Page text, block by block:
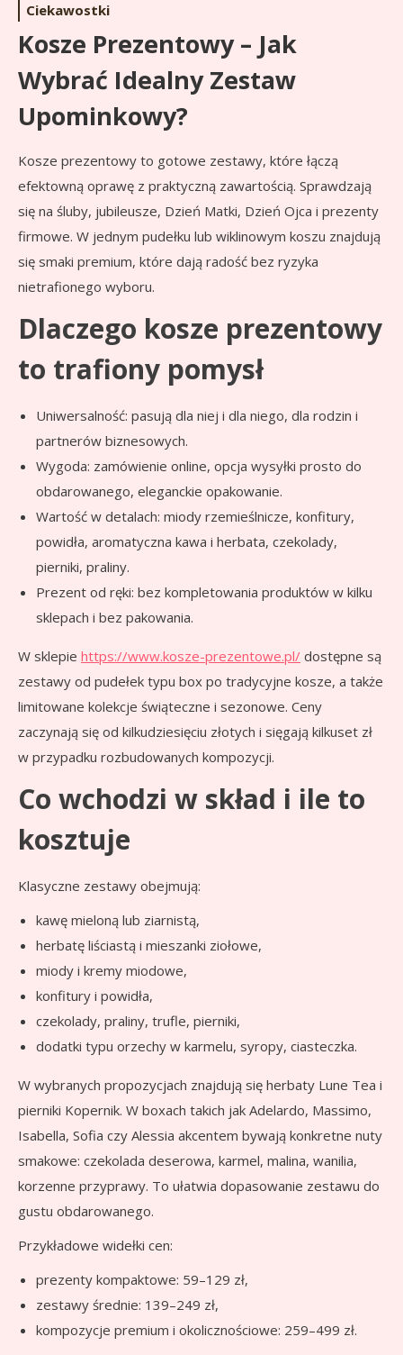
Ciekawostki
Kosze Prezentowy – Jak
Wybrać Idealny Zestaw
Upominkowy?
Kosze prezentowy to gotowe zestawy, które łączą
efektowną oprawę z praktyczną zawartością. Sprawdzają
się na śluby, jubileusze, Dzień Matki, Dzień Ojca i prezenty
firmowe. W jednym pudełku lub wiklinowym koszu znajdują
się smaki premium, które dają radość bez ryzyka
nietrafionego wyboru.
Dlaczego kosze prezentowy
to trafiony pomysł
Uniwersalność: pasują dla niej i dla niego, dla rodzin i
partnerów biznesowych.
Wygoda: zamówienie online, opcja wysyłki prosto do
obdarowanego, eleganckie opakowanie.
Wartość w detalach: miody rzemieślnicze, konfitury,
powidła, aromatyczna kawa i herbata, czekolady,
pierniki, praliny.
Prezent od ręki: bez kompletowania produktów w kilku
sklepach i bez pakowania.
W sklepie https://www.kosze-prezentowe.pl/ dostępne są
zestawy od pudełek typu box po tradycyjne kosze, a także
limitowane kolekcje świąteczne i sezonowe. Ceny
zaczynają się od kilkudziesięciu złotych i sięgają kilkuset zł
w przypadku rozbudowanych kompozycji.
Co wchodzi w skład i ile to
kosztuje
Klasyczne zestawy obejmują:
kawę mieloną lub ziarnistą,
herbatę liściastą i mieszanki ziołowe,
miody i kremy miodowe,
konfitury i powidła,
czekolady, praliny, trufle, pierniki,
dodatki typu orzechy w karmelu, syropy, ciasteczka.
W wybranych propozycjach znajdują się herbaty Lune Tea i
pierniki Kopernik. W boxach takich jak Adelardo, Massimo,
Isabella, Sofia czy Alessia akcentem bywają konkretne nuty
smakowe: czekolada deserowa, karmel, malina, wanilia,
korzenne przyprawy. To ułatwia dopasowanie zestawu do
gustu obdarowanego.
Przykładowe widełki cen:
prezenty kompaktowe: 59–129 zł,
zestawy średnie: 139–249 zł,
kompozycje premium i okolicznościowe: 259–499 zł.